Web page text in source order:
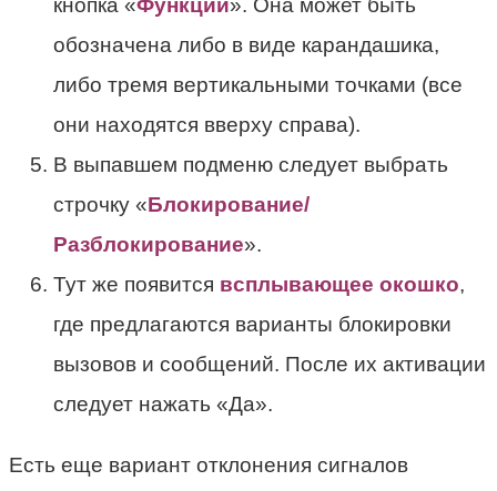
обозначена либо в виде карандашика,
либо тремя вертикальными точками (все
они находятся вверху справа).
В выпавшем подменю следует выбрать
строчку «Блокирование/
Разблокирование».
Тут же появится всплывающее окошко,
где предлагаются варианты блокировки
вызовов и сообщений. После их активации
следует нажать «Да».
Есть еще вариант отклонения сигналов